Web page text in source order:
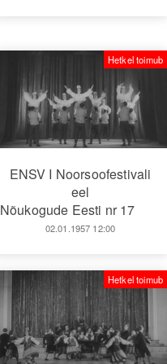
ENSV I Noorsoofestivali
eel
Nõukogude Eesti nr 17
02.01.1957 12:00
Hetkel toimub
Hetkel toimub